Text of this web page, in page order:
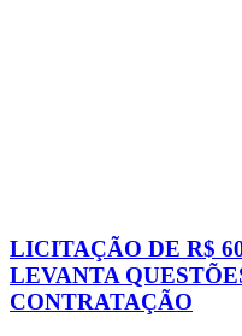
LICITAÇÃO DE R$
LEVANTA
CONTRATAÇÃO